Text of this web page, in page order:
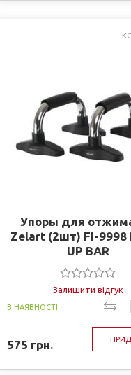
Упоры для
Zelart (2шт) FI-9998
UP BAR
Залишити відгук
В НАЯВНОСТІ
575 грн.